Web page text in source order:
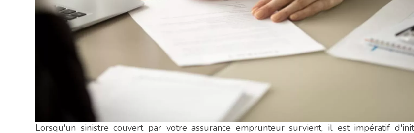
Lorsqu'un sinistre couvert par votre assurance emprunteur survient, il est impératif